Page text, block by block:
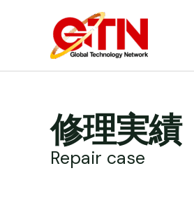
修理実績
Repair case